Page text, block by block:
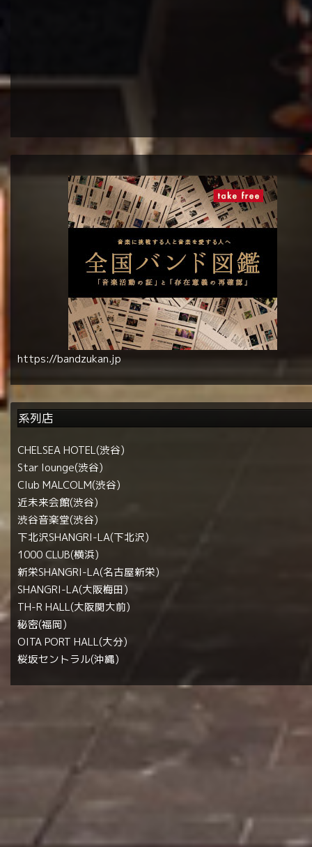
https://bandzukan.jp
系列店
CHELSEA HOTEL(渋谷)
Star lounge(渋谷)
Club MALCOLM(渋谷)
近未来会館(渋谷)
渋谷音楽堂(渋谷)
下北沢SHANGRI-LA(下北沢)
1000 CLUB(横浜)
新栄SHANGRI-LA(名古屋新栄)
SHANGRI-LA(大阪梅田)
TH-R HALL(大阪関大前)
秘密(福岡)
OITA PORT HALL(大分)
桜坂セントラル(沖縄)